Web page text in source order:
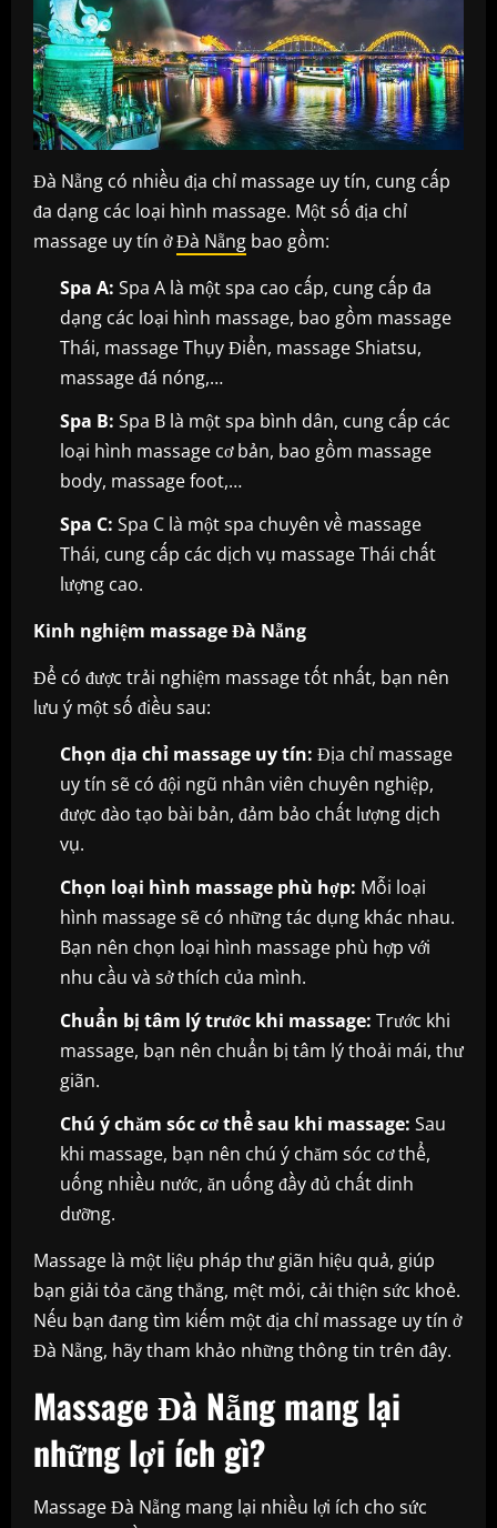
Đà Nẵng có nhiều địa chỉ massage uy tín, cung cấp
đa dạng các loại hình massage. Một số địa chỉ
massage uy tín ởĐà Nẵng bao gồm:
Spa A: Spa A là một spa cao cấp, cung cấp đa
dạng các loại hình massage, bao gồm massage
Thái, massage Thụy Điển, massage Shiatsu,
massage đá nóng,…
Spa B: Spa B là một spa bình dân, cung cấp các
loại hình massage cơ bản, bao gồm massage
body, massage foot,…
Spa C: Spa C là một spa chuyên về massage
Thái, cung cấp các dịch vụ massage Thái chất
lượng cao.
Kinh nghiệm massage Đà Nẵng
Để có được trải nghiệm massage tốt nhất, bạn nên
lưu ý một số điều sau:
Chọn địa chỉ massage uy tín: Địa chỉ massage
uy tín sẽ có đội ngũ nhân viên chuyên nghiệp,
được đào tạo bài bản, đảm bảo chất lượng dịch
vụ.
Chọn loại hình massage phù hợp: Mỗi loại
hình massage sẽ có những tác dụng khác nhau.
Bạn nên chọn loại hình massage phù hợp với
nhu cầu và sở thích của mình.
Chuẩn bị tâm lý trước khi massage: Trước khi
massage, bạn nên chuẩn bị tâm lý thoải mái, thư
giãn.
Chú ý chăm sóc cơ thể sau khi massage: Sau
khi massage, bạn nên chú ý chăm sóc cơ thể,
uống nhiều nước, ăn uống đầy đủ chất dinh
dưỡng.
Massage là một liệu pháp thư giãn hiệu quả, giúp
bạn giải tỏa căng thẳng, mệt mỏi, cải thiện sức khoẻ.
Nếu bạn đang tìm kiếm một địa chỉ massage uy tín ở
Đà Nẵng, hãy tham khảo những thông tin trên đây.
Massage Đà Nẵng mang lại
những lợi ích gì?
Massage Đà Nẵng mang lại nhiều lợi ích cho sức